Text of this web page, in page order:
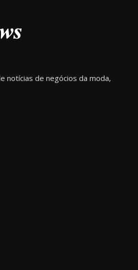
notícias de negócios da moda,